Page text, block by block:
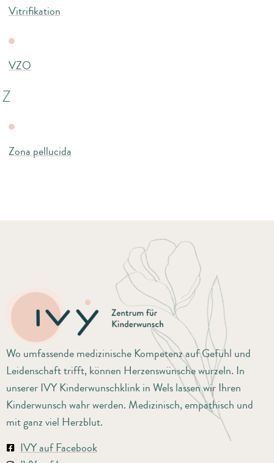
Vitrifikation
VZO
Z
Zona pellucida
Wo umfassende medizinische Kompetenz auf Gefühl und
Leidenschaft trifft, können Herzenswünsche wurzeln. In
unserer IVY Kinderwunschklink in Wels lassen wir Ihren
Kinderwunsch wahr werden. Medizinisch, empathisch und
mit ganz viel Herzblut.
IVY auf Facebook